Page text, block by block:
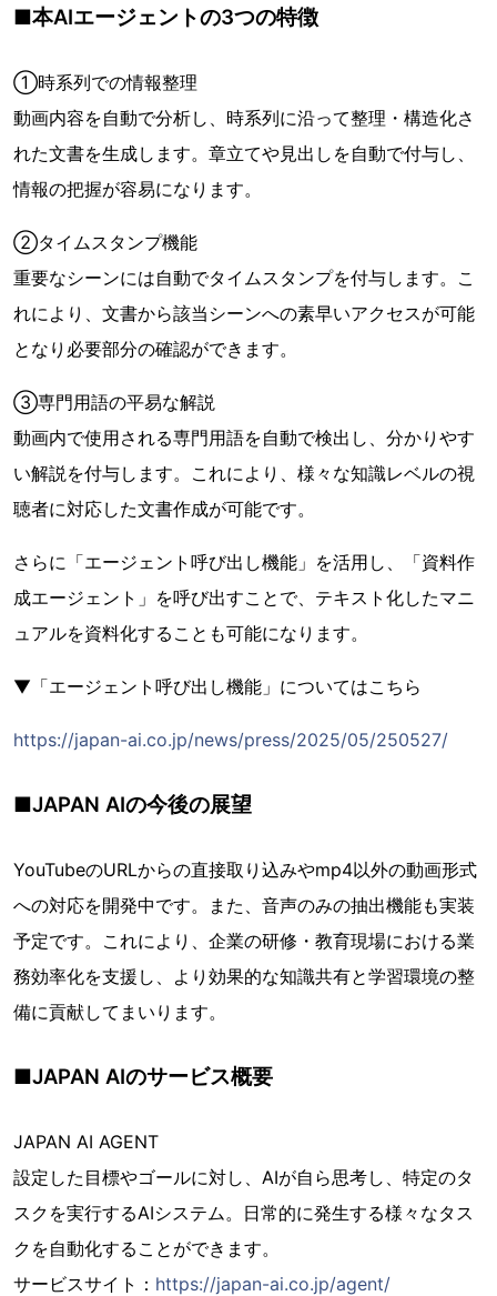
■本AIエージェントの3つの特徴
①時系列での情報整理
動画内容を自動で分析し、時系列に沿って整理・構造化さ
れた文書を生成します。章立てや見出しを自動で付与し、
情報の把握が容易になります。
②タイムスタンプ機能
重要なシーンには自動でタイムスタンプを付与します。こ
れにより、文書から該当シーンへの素早いアクセスが可能
となり必要部分の確認ができます。
③専門用語の平易な解説
動画内で使用される専門用語を自動で検出し、分かりやす
い解説を付与します。これにより、様々な知識レベルの視
聴者に対応した文書作成が可能です。
さらに「エージェント呼び出し機能」を活用し、「資料作
成エージェント」を呼び出すことで、テキスト化したマニ
ュアルを資料化することも可能になります。
▼「エージェント呼び出し機能」についてはこちら
https://japan-ai.co.jp/news/press/2025/05/250527/
■JAPAN AIの今後の展望
YouTubeのURLからの直接取り込みやmp4以外の動画形式
への対応を開発中です。また、音声のみの抽出機能も実装
予定です。これにより、企業の研修・教育現場における業
務効率化を支援し、より効果的な知識共有と学習環境の整
備に貢献してまいります。
■JAPAN AIのサービス概要
JAPAN AI AGENT
設定した目標やゴールに対し、AIが自ら思考し、特定のタ
スクを実行するAIシステム。日常的に発生する様々なタス
クを自動化することができます。
サービスサイト： https://japan-ai.co.jp/agent/